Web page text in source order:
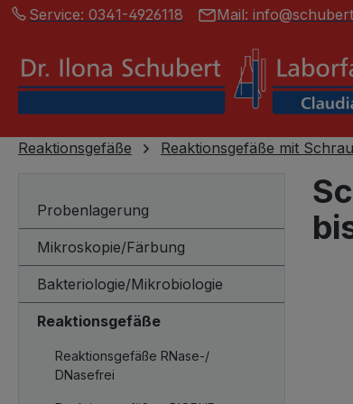
Zur Hauptnavigation springen
Service: 0341-4926118 Mail:
Reaktionsgefäße Reaktionsgefäße mit
Probenlagerung
Mikroskopie/Färbung
Bakteriologie/Mikrobiologie
Reaktionsgefäße
Reaktionsgefäße RNase-/
DNasefrei